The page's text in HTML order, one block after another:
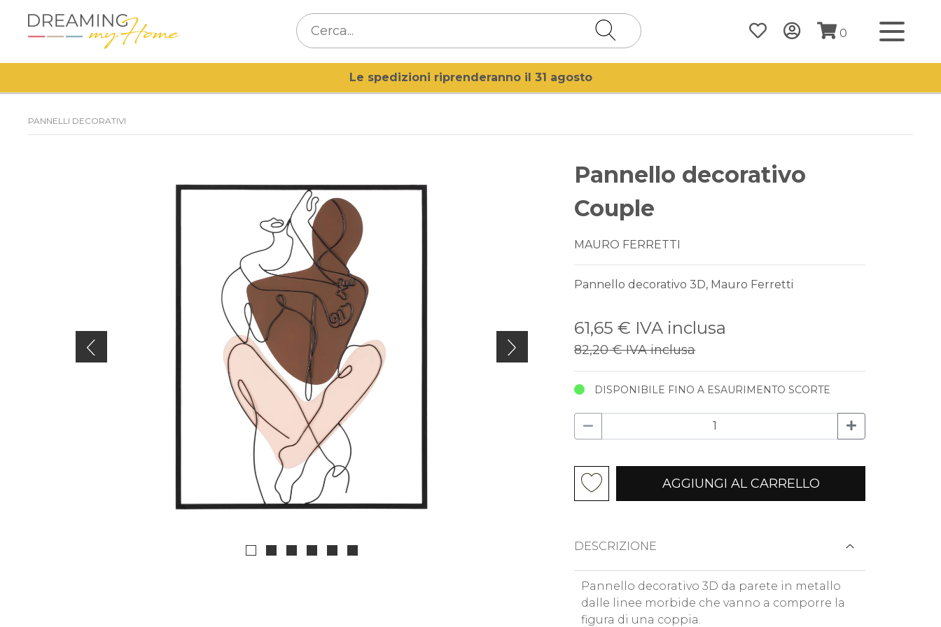
0
Le spedizioni riprenderanno il 31 agosto
PANNELLI DECORATIVI
Pannello decorativo
Couple
MAURO FERRETTI
Pannello decorativo 3D, Mauro Ferretti
61,65 € IVA inclusa
82,20 €IVA inclusa
DISPONIBILE FINO A ESAURIMENTO SCORTE
AGGIUNGI AL CARRELLO
DESCRIZIONE
Pannello decorativo 3D da parete in metallo
dalle linee morbide che vanno a comporre la
figura di una coppia.